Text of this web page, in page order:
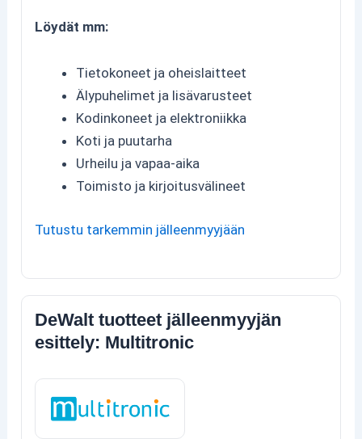
Löydät mm:
Tietokoneet ja oheislaitteet
Älypuhelimet ja lisävarusteet
Kodinkoneet ja elektroniikka
Koti ja puutarha
Urheilu ja vapaa-aika
Toimisto ja kirjoitusvälineet
Tutustu tarkemmin jälleenmyyjään
DeWalt tuotteet jälleenmyyjän
esittely: Multitronic